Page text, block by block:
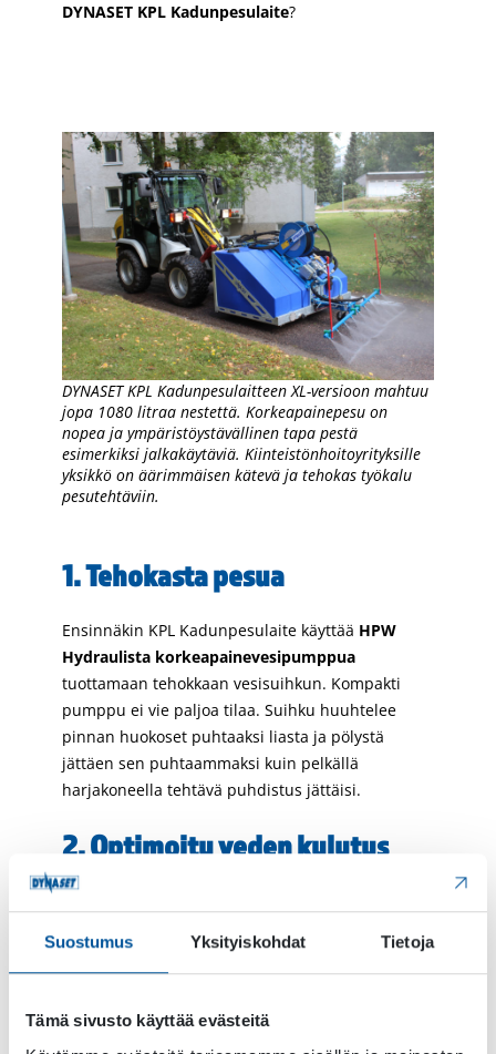
Suostumus Yksityiskohdat Tietoja
Tämä sivusto käyttää evästeitä
DYNASET KPL Kadunpesulaite?
DYNASET KPL Kadunpesulaitteen XL-versioon mahtuu
jopa 1080 litraa nestettä. Korkeapainepesu on
nopea ja ympäristöystävällinen tapa pestä
esimerkiksi jalkakäytäviä. Kiinteistönhoitoyrityksille
yksikkö on äärimmäisen kätevä ja tehokas työkalu
pesutehtäviin.
1. Tehokasta pesua
Ensinnäkin KPL Kadunpesulaite käyttää HPW
Hydraulista korkeapainevesipumppua
tuottamaan tehokkaan vesisuihkun. Kompakti
pumppu ei vie paljoa tilaa. Suihku huuhtelee
pinnan huokoset puhtaaksi liasta ja pölystä
jättäen sen puhtaammaksi kuin pelkällä
harjakoneella tehtävä puhdistus jättäisi.
2. Optimoitu veden kulutus
ja paine on optimoitu siten, että laite kuluttaa
mahdollisimman vähän vettä, mutta silti takaa